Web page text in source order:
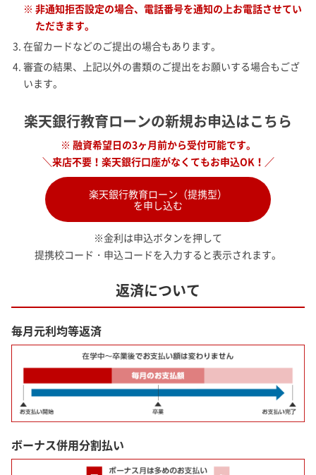
※ 非通知拒否設定の場合、電話番号を通知の上お電話させてい
ただきます。
3. 在留カードなどのご提出の場合もあります。
4. 審査の結果、上記以外の書類のご提出をお願いする場合もござ
います。
楽天銀行教育ローンの新規お申込はこちら
※ 融資希望日の3ヶ月前から受付可能です。
＼来店不要！楽天銀行口座がなくてもお申込OK！／
楽天銀行教育ローン（提携型）
を申し込む
※金利は申込ボタンを押して
提携校コード・申込コードを入力すると表示されます。
返済について
毎月元利均等返済
ボーナス併用分割払い